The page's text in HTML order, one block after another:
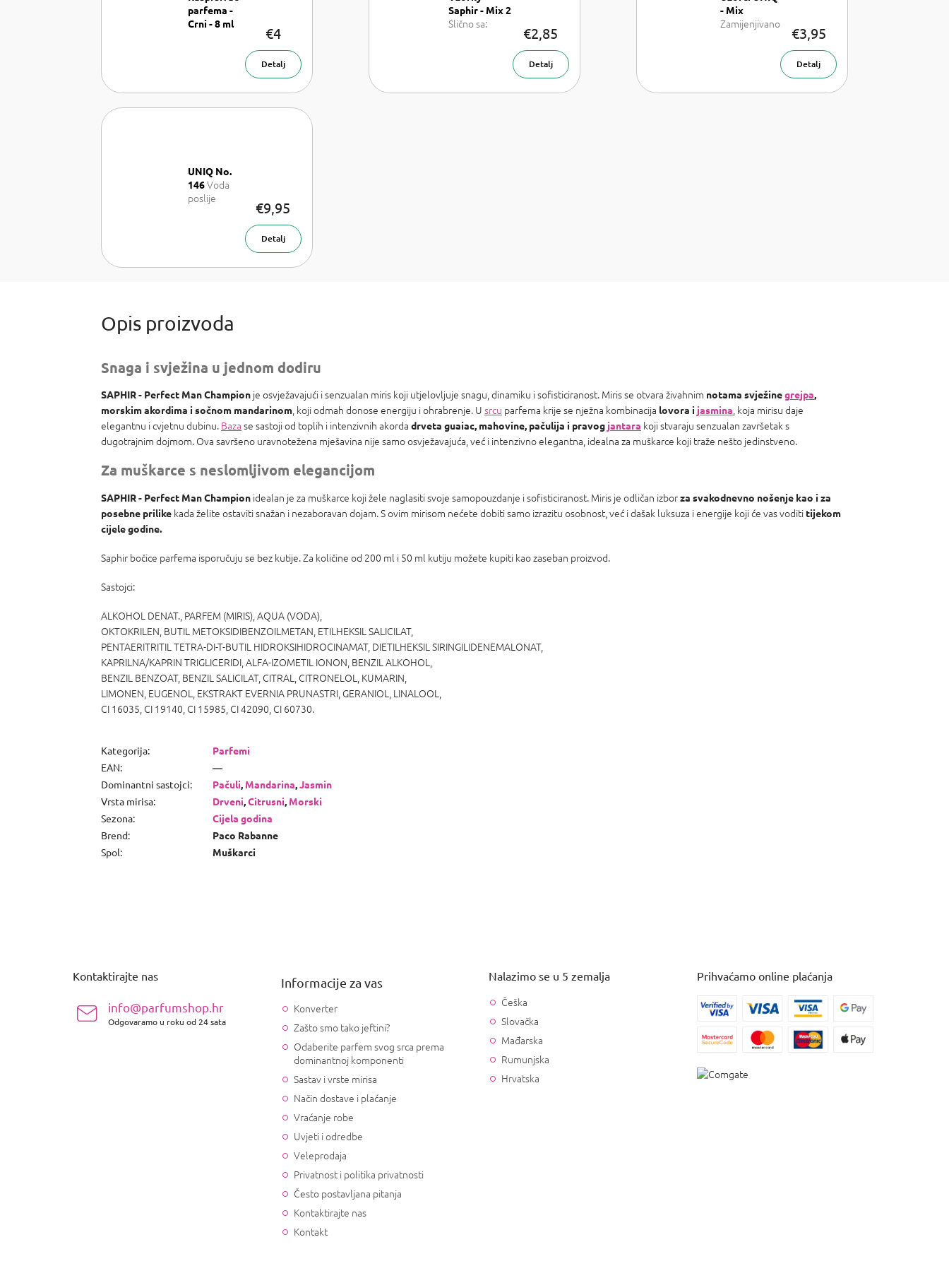
parfema -
Crni - 8 ml
€4
Detalj
Saphir - Mix 2
Slično sa:
Lancome La
€2,85
Detalj
- Mix
Zamijenjivano
the beach, TF
€3,95
Detalj
UNIQ No.
146Voda
poslije
€9,95
Detalj
Snaga i svježina u jednom dodiru
SAPHIR - Perfect Man Champion je osvježavajući i senzualan miris koji utjelovljuje snagu, dinamiku i sofisticiranost. Miris se otvara živahnim notama svježinegrejpa,
morskim akordima i sočnom mandarinom, koji odmah donose energiju i ohrabrenje. U srcu parfema krije se nježna kombinacija lovora i jasmina, koja mirisu daje
elegantnu i cvjetnu dubinu. Baza se sastoji od toplih i intenzivnih akorda drveta guaiac, mahovine, pačulija i pravog jantara koji stvaraju senzualan završetak s
dugotrajnim dojmom. Ova savršeno uravnotežena mješavina nije samo osvježavajuća, već i intenzivno elegantna, idealna za muškarce koji traže nešto jedinstveno.
Za muškarce s neslomljivom elegancijom
SAPHIR - Perfect Man Champion idealan je za muškarce koji žele naglasiti svoje samopouzdanje i sofisticiranost. Miris je odličan izborza svakodnevno nošenje kao i za
posebne prilike kada želite ostaviti snažan i nezaboravan dojam. S ovim mirisom nećete dobiti samo izrazitu osobnost, već i dašak luksuza i energije koji će vas voditi tijekom
cijele godine.
Saphir bočice parfema isporučuju se bez kutije. Za količine od 200 ml i 50 ml kutiju možete kupiti kao zaseban proizvod.
Sastojci:
ALKOHOL DENAT., PARFEM (MIRIS), AQUA (VODA),
OKTOKRILEN, BUTIL METOKSIDIBENZOILMETAN, ETILHEKSIL SALICILAT,
PENTAERITRITIL TETRA-DI-T-BUTIL HIDROKSIHIDROCINAMAT, DIETILHEKSIL SIRINGILIDENEMALONAT,
KAPRILNA/KAPRIN TRIGLICERIDI, ALFA-IZOMETIL IONON, BENZIL ALKOHOL,
BENZIL BENZOAT, BENZIL SALICILAT, CITRAL, CITRONELOL, KUMARIN,
LIMONEN, EUGENOL, EKSTRAKT EVERNIA PRUNASTRI, GERANIOL, LINALOOL,
CI 16035, CI 19140, CI 15985, CI 42090, CI 60730.
Kategorija:
Parfemi
EAN:
—
Dominantni sastojci: Pačuli, Mandarina,Jasmin
Vrsta mirisa: Drveni,Citrusni, Morski
Sezona:
Cijela godina
Brend:
Paco Rabanne
Spol: Muškarci
Kontaktirajte nas
info@parfumshop.hr
Odgovaramo u roku od 24 sata
Informacije za vas
Konverter
Zašto smo tako jeftini?
Odaberite parfem svog srca prema
dominantnoj komponenti
Sastav i vrste mirisa
Način dostave i plaćanje
Vraćanje robe
Uvjeti i odredbe
Veleprodaja
Privatnost i politika privatnosti
Često postavljana pitanja
Kontaktirajte nas
Kontakt
Nalazimo se u 5 zemalja
Češka
Slovačka
Mađarska
Rumunjska
Hrvatska
Prihvaćamo online plaćanja